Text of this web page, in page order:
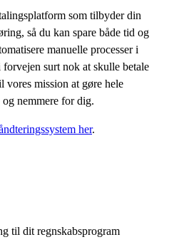
som tilbyder din
så du kan spare både tid og
manuelle processer i
surt nok at skulle betale
vores mission at gøre hele
nemmere for dig.
her.
til dit regnskabsprogram